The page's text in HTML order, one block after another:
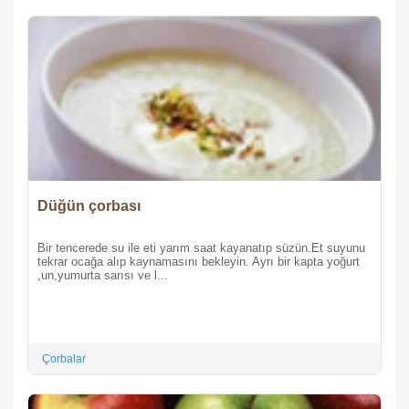
Düğün çorbası
Bir tencerede su ile eti yarım saat kayanatıp süzün.Et suyunu
tekrar ocağa alıp kaynamasını bekleyin. Ayrı bir kapta yoğurt
,un,yumurta sarısı ve l...
Çorbalar